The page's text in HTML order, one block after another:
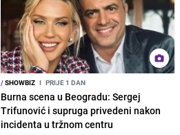
/SHOWBIZ I PRIJE 1 DAN
Burna scena u Beogradu: Sergej
Trifunović i supruga privedeni nakon
incidenta u tržnom centru